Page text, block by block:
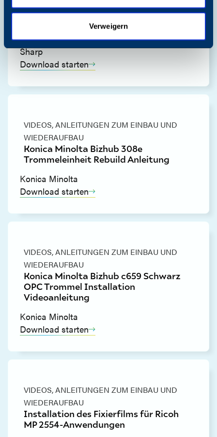
Verweigern
WIEDERAUFBAU
Sharp MX C250 C300 Trommeleinheit
Wiederherstellungsanleitung
Sharp
Download starten
VIDEOS,ANLEITUNGEN ZUM EINBAU UND
WIEDERAUFBAU
Konica Minolta Bizhub 308e
Trommeleinheit Rebuild Anleitung
Konica Minolta
Download starten
VIDEOS,ANLEITUNGEN ZUM EINBAU UND
WIEDERAUFBAU
Konica Minolta Bizhub c659 Schwarz
OPC Trommel Installation
Videoanleitung
Konica Minolta
Download starten
VIDEOS,ANLEITUNGEN ZUM EINBAU UND
WIEDERAUFBAU
Installation des Fixierfilms für Ricoh
MP 2554-Anwendungen